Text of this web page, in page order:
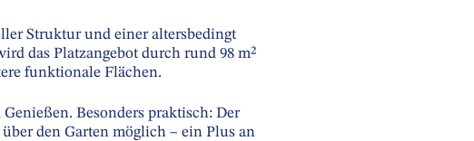
Struktur und einer altersbedingt
das Platzangebot durch rund 98 m²
funktionale Flächen.
Besonders praktisch: Der
den Garten möglich – ein Plus an